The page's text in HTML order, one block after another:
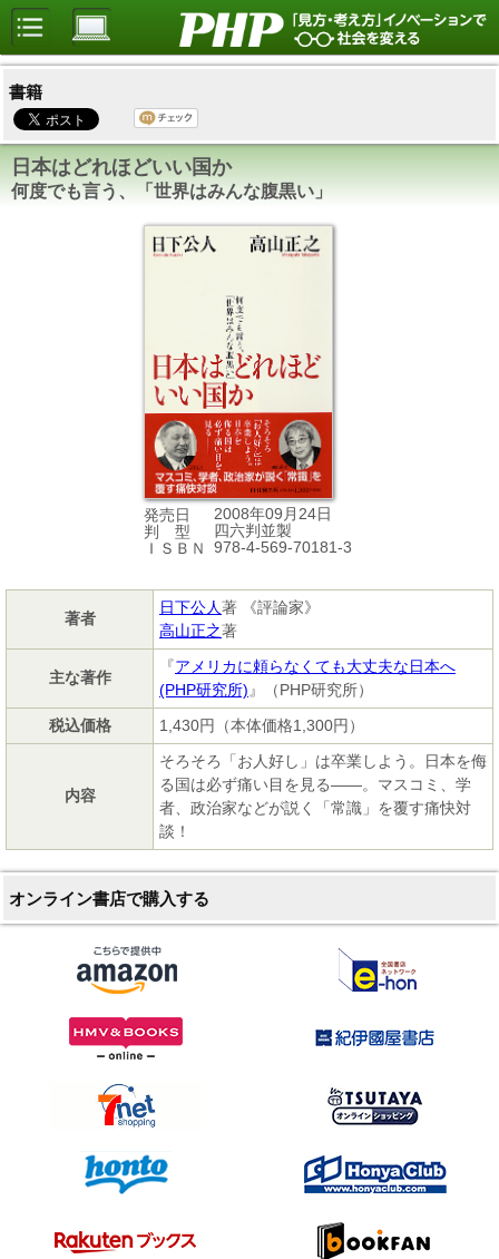
書籍
日本はどれほどいい国か
何度でも言う、「世界はみんな腹黒い」
発売日
2008年09月24日
判 型
四六判並製
ＩＳＢＮ
978-4-569-70181-3
著者
日下公人著 《評論家》
高山正之著
主な著作
『アメリカに頼らなくても大丈夫な日本へ
(PHP研究所)』（PHP研究所）
税込価格
1,430円（本体価格1,300円）
内容
そろそろ「お人好し」は卒業しよう。日本を侮
る国は必ず痛い目を見る――。マスコミ、学
者、政治家などが説く「常識」を覆す痛快対
談！
オンライン書店で購入する